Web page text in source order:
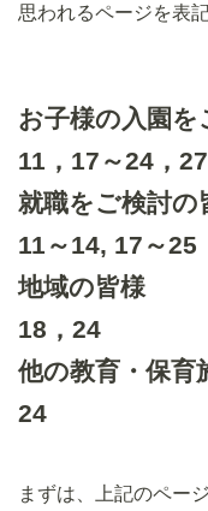
思われるページを表
お子様の入園
11，17～24，27
就職をご検
11～14, 17～25
地域の
18，24
他の教育・保
24
まずは、上記のペー